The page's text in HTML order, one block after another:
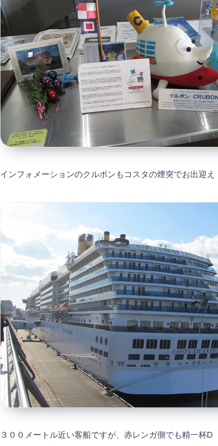
インフォメーションのクルボンもコスタの煙突でお出迎え
３００メートル近い客船ですが、赤レンガ側でも精一杯D